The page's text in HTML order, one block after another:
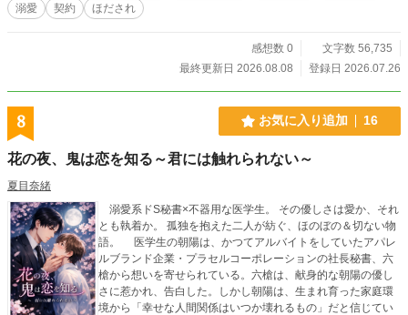
溺愛
契約 ほだされ
感想数 0
文字数 56,735
最終更新日 2026.08.08
登録日 2026.07.26
8 お気に入り追加 16
花の夜、鬼は恋を知る～君には触れられない～
夏目奈緒
溺愛系ドS秘書×不器用な医学生。 その優しさは愛か、それ
とも執着か。 孤独を抱えた二人が紡ぐ、ほのぼの＆切ない物
語。 医学生の朝陽は、かつてアルバイトをしていたアパレ
ルブランド企業・プラセルコーポレーションの社長秘書、六
槍から想いを寄せられている。六槍は、献身的な朝陽の優し
さに惹かれ、告白した。しかし朝陽は、生まれ育った家庭環
境から「幸せな人間関係はいつか壊れるもの」だと信じてい